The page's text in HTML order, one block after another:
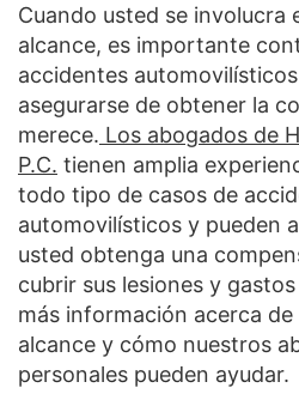
Cuando usted se involucra
alcance, es importante
accidentes
asegurarse de obtener la
merece. Los abogados de
P.C. tienen amplia
todo tipo de casos de
automovilísticos y pueden
usted obtenga una
cubrir sus lesiones y
más información acerca
alcance y cómo nuestros
personales pueden ayudar.